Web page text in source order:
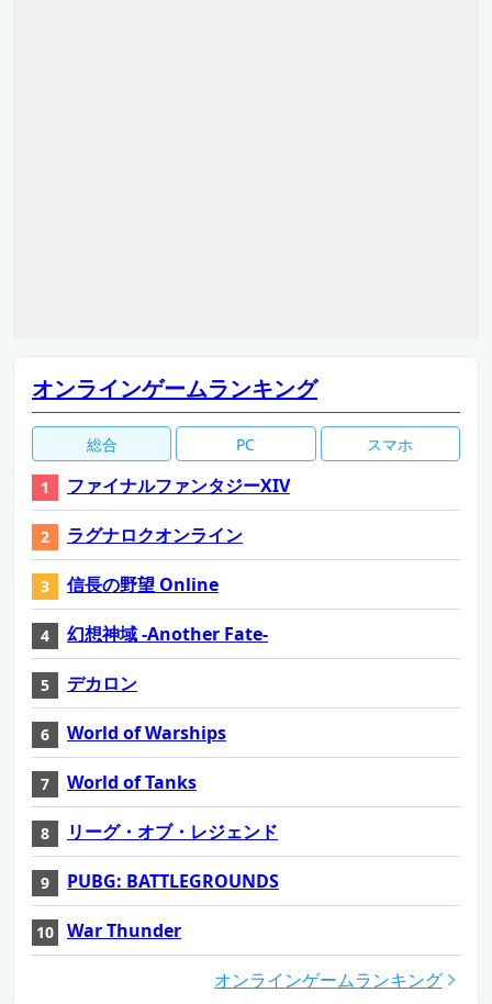
オンラインゲームランキング
総合 PC スマホ
ファイナルファンタジーXIV
ラグナロクオンライン
信長の野望 Online
幻想神域 -Another Fate-
デカロン
World of Warships
World of Tanks
リーグ・オブ・レジェンド
PUBG: BATTLEGROUNDS
War Thunder
オンラインゲームランキング